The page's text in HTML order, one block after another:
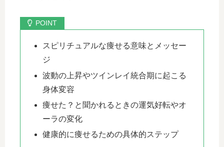
スピリチュアルな痩せる意味とメッセー
ジ
波動の上昇やツインレイ統合期に起こる
身体変容
痩せた？と聞かれるときの運気好転やオ
ーラの変化
健康的に痩せるための具体的ステップ